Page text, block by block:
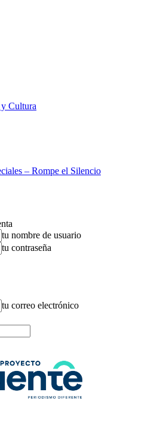
Cultura
– Rompe el Silencio
tu nombre de usuario
tu contraseña
tu correo electrónico